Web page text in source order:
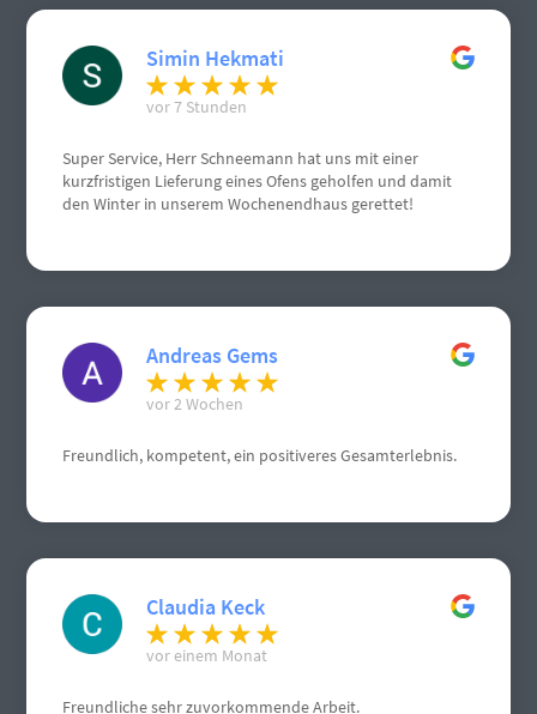
Simin Hekmati
vor 7 Stunden
Super Service, Herr Schneemann hat uns mit einer
kurzfristigen Lieferung eines Ofens geholfen und damit
den Winter in unserem Wochenendhaus gerettet!
Andreas Gems
vor 2 Wochen
Freundlich, kompetent, ein positiveres Gesamterlebnis.
Claudia Keck
vor einem Monat
Freundliche sehr zuvorkommende Arbeit.